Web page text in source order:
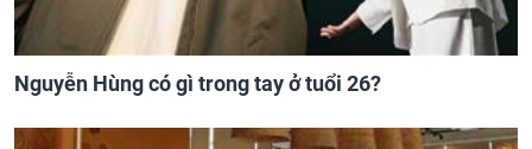
Nguyễn Hùng có gì trong tay ở tuổi 26?